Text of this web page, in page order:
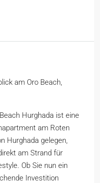
am Oro Beach,
Hurghada ist eine
am Roten
Hurghada gelegen,
am Strand für
Ob Sie nun ein
Investition